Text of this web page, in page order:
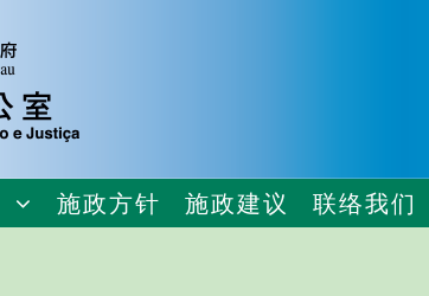
施政方针 施政建议 联络我们